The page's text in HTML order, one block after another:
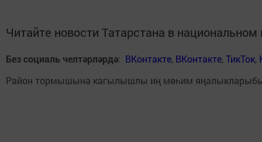
Читайте новости Татарстана в
Без социаль челтәрләрдә: ВКонтакте, ВКонтакте,ТикТок,
Район тормышына кагылышлы иң мөһим